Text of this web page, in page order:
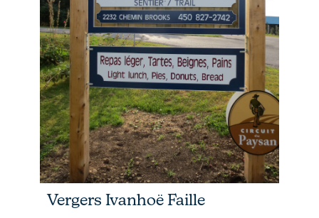
Vergers Ivanhoë Faille